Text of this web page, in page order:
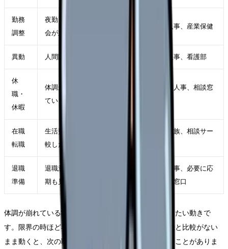
勤務
調整
夜勤、残業、受け持ち、委員
会が主因
師長、人事、産業保健
異動 人間関係や診療科相性が主因 師長、人事、看護部
休
職・
休暇
体調が落ち、判断力も下がっ
ている
主治医、人事、相談窓
在職
転職
生活費を守りながら条件を比
較したい
自分、家族、相談サー
退職
準備
退職意思が固く、引き継ぎ時
期も見えている
職場、人事、必要に応
じて外部窓口
体調が崩れている状態で退職届だけを急ぐことは避けたい動きで
す。限界の時ほど早く終わらせたくなりますが、記録と比較がない
まま動くと、次の職場選びで同じ条件を選んでしまうことがありま